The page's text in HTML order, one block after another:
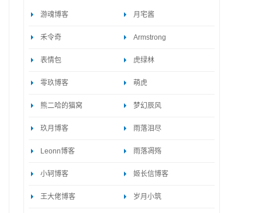
游魂博客 月宅酱
禾令奇 Armstrong
表情包 虎绿林
零玖博客 萌虎
熊二哈的猫窝 梦幻辰风
玖月博客 雨落泪尽
Leonn博客 雨落凋殇
小轲博客 姬长信博客
王大佬博客 岁月小筑